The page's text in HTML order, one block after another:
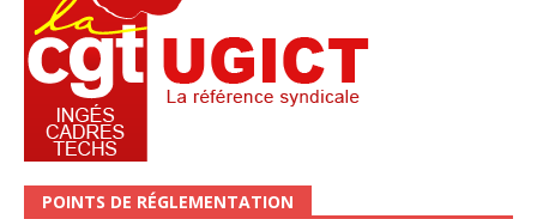
POINTS DE RÉGLEMENTATION